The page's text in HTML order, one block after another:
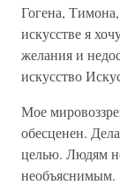
Гогена,
искусстве я
желания и
искусство
Мое
обесценен.
целью. Людям
необъяснимым.